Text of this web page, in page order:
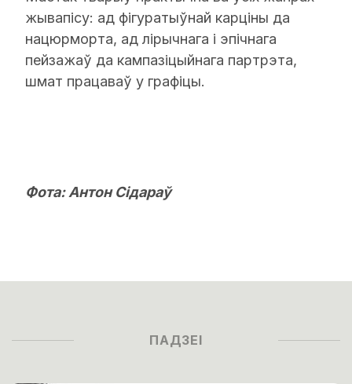
жывапісу: ад фігуратыўнай карціны да
нацюрморта, ад лірычнага і эпічнага
пейзажаў да кампазіцыйнага партрэта,
шмат працаваў у графіцы.
Фота: Антон Сідараў
ПАДЗЕІ